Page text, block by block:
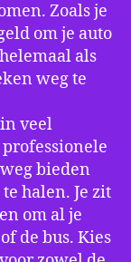
Zoals je
om je auto
als
weg te
veel
bieden
halen. Je zit
om al je
de bus. Kies